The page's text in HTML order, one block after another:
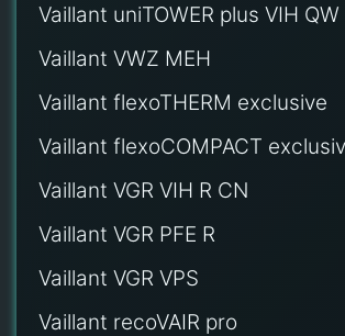
Vaillant uniTOWER plus VIH QW
Vaillant VWZ MEH
Vaillant flexoTHERM exclusive
Vaillant flexoCOMPACT
Vaillant VGR VIH R CN
Vaillant VGR PFE R
Vaillant VGR VPS
Vaillant recoVAIR pro